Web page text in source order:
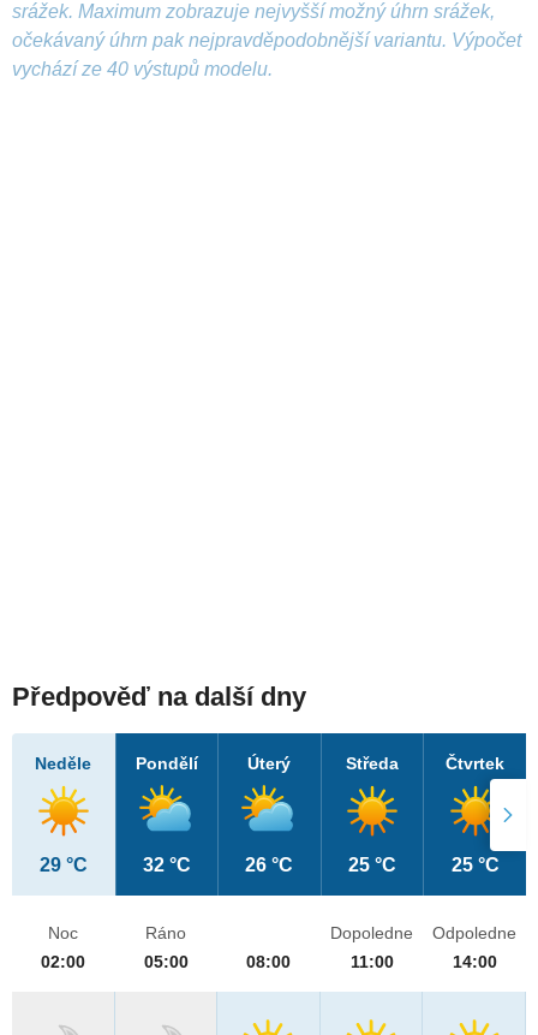
srážek. Maximum zobrazuje nejvyšší možný úhrn srážek,
očekávaný úhrn pak nejpravděpodobnější variantu. Výpočet
vychází ze 40 výstupů modelu.
Předpověď na další dny
Neděle
29 °C
Pondělí
32 °C
Úterý
26 °C
Středa
25 °C
Čtvrtek
25 °C
Noc
02:00
Ráno
05:00
08:00
Dopoledne
11:00
Odpoledne
14:00